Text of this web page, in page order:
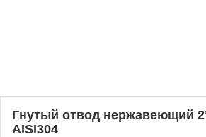
Гнутый отвод нержавеющий
AISI304